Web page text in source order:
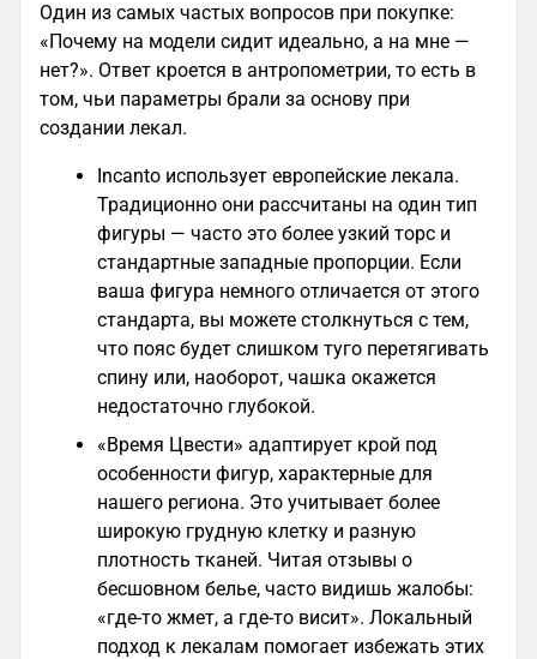
Один из самых частых вопросов при покупке:
«Почему на модели сидит идеально, а на мне —
нет?». Ответ кроется в антропометрии, то есть в
том, чьи параметры брали за основу при
создании лекал.
Incanto использует европейские лекала.
Традиционно они рассчитаны на один тип
фигуры — часто это более узкий торс и
стандартные западные пропорции. Если
ваша фигура немного отличается от этого
стандарта, вы можете столкнуться с тем,
что пояс будет слишком туго перетягивать
спину или, наоборот, чашка окажется
недостаточно глубокой.
«Время Цвести» адаптирует крой под
особенности фигур, характерные для
нашего региона. Это учитывает более
широкую грудную клетку и разную
плотность тканей. Читая отзывы о
бесшовном белье, часто видишь жалобы:
«где-то жмет, а где-то висит». Локальный
подход к лекалам помогает избежать этих